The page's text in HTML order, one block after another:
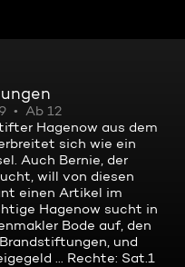
Ab 12
Hagenow aus dem
sich wie ein
Auch Bernie, der
will von diesen
einen Artikel im
Hagenow sucht in
Bode auf, den
und
... Rechte: Sat.1